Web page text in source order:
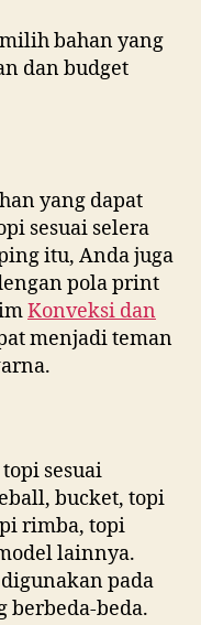
bahan yang
dan budget
yang dapat
sesuai selera
itu, Anda juga
pola print
Konveksi dan
menjadi teman
sesuai
bucket, topi
rimba, topi
lainnya.
pada
berbeda-beda.